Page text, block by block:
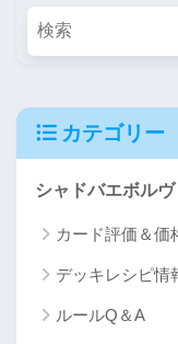
カテゴリー
シャドバエボルヴ
カード評価＆価
デッキレシピ情
ルールQ＆A